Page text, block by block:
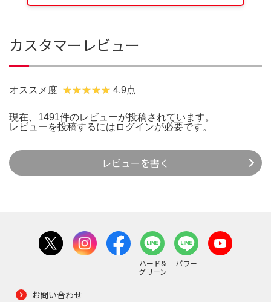
カスタマーレビュー
オススメ度 4.9点
現在、1491件のレビューが投稿されています。
レビューを投稿するには ログインが必要です。
レビューを書く
ハード&
グリーン
パワー
お問い合わせ